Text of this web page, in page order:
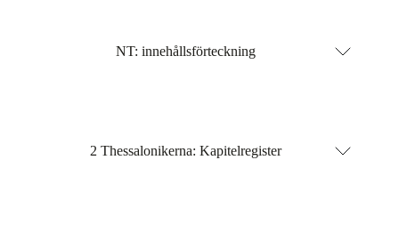
NT: innehållsförteckning
2 Thessalonikerna: Kapitelregister